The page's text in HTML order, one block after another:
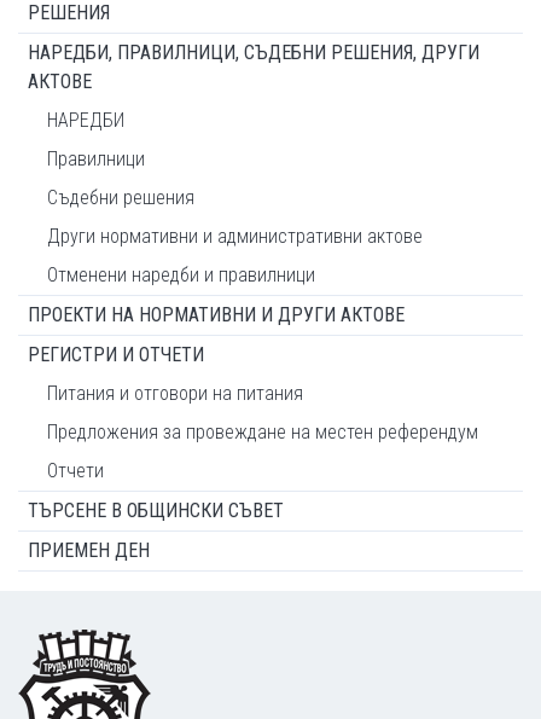
РЕШЕНИЯ
НАРЕДБИ, ПРАВИЛНИЦИ, СЪДЕБНИ РЕШЕНИЯ, ДРУГИ
АКТОВЕ
НАРЕДБИ
Правилници
Съдебни решения
Други нормативни и административни актове
Отменени наредби и правилници
ПРОЕКТИ НА НОРМАТИВНИ И ДРУГИ АКТОВЕ
РЕГИСТРИ И ОТЧЕТИ
Питания и отговори на питания
Предложения за провеждане на местен референдум
Отчети
ТЪРСЕНЕ В ОБЩИНСКИ СЪВЕТ
ПРИЕМЕН ДЕН
Footer